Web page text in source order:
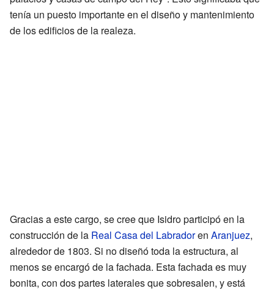
tenía un puesto importante en el diseño y mantenimiento
de los edificios de la realeza.
Gracias a este cargo, se cree que Isidro participó en la
construcción de la Real Casa del Labradoren Aranjuez,
alrededor de 1803. Si no diseñó toda la estructura, al
menos se encargó de la fachada. Esta fachada es muy
bonita, con dos partes laterales que sobresalen, y está